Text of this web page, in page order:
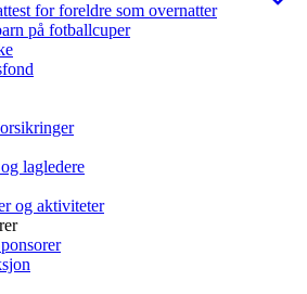
for foreldre som overnatter
på fotballcuper
lagledere
og aktiviteter